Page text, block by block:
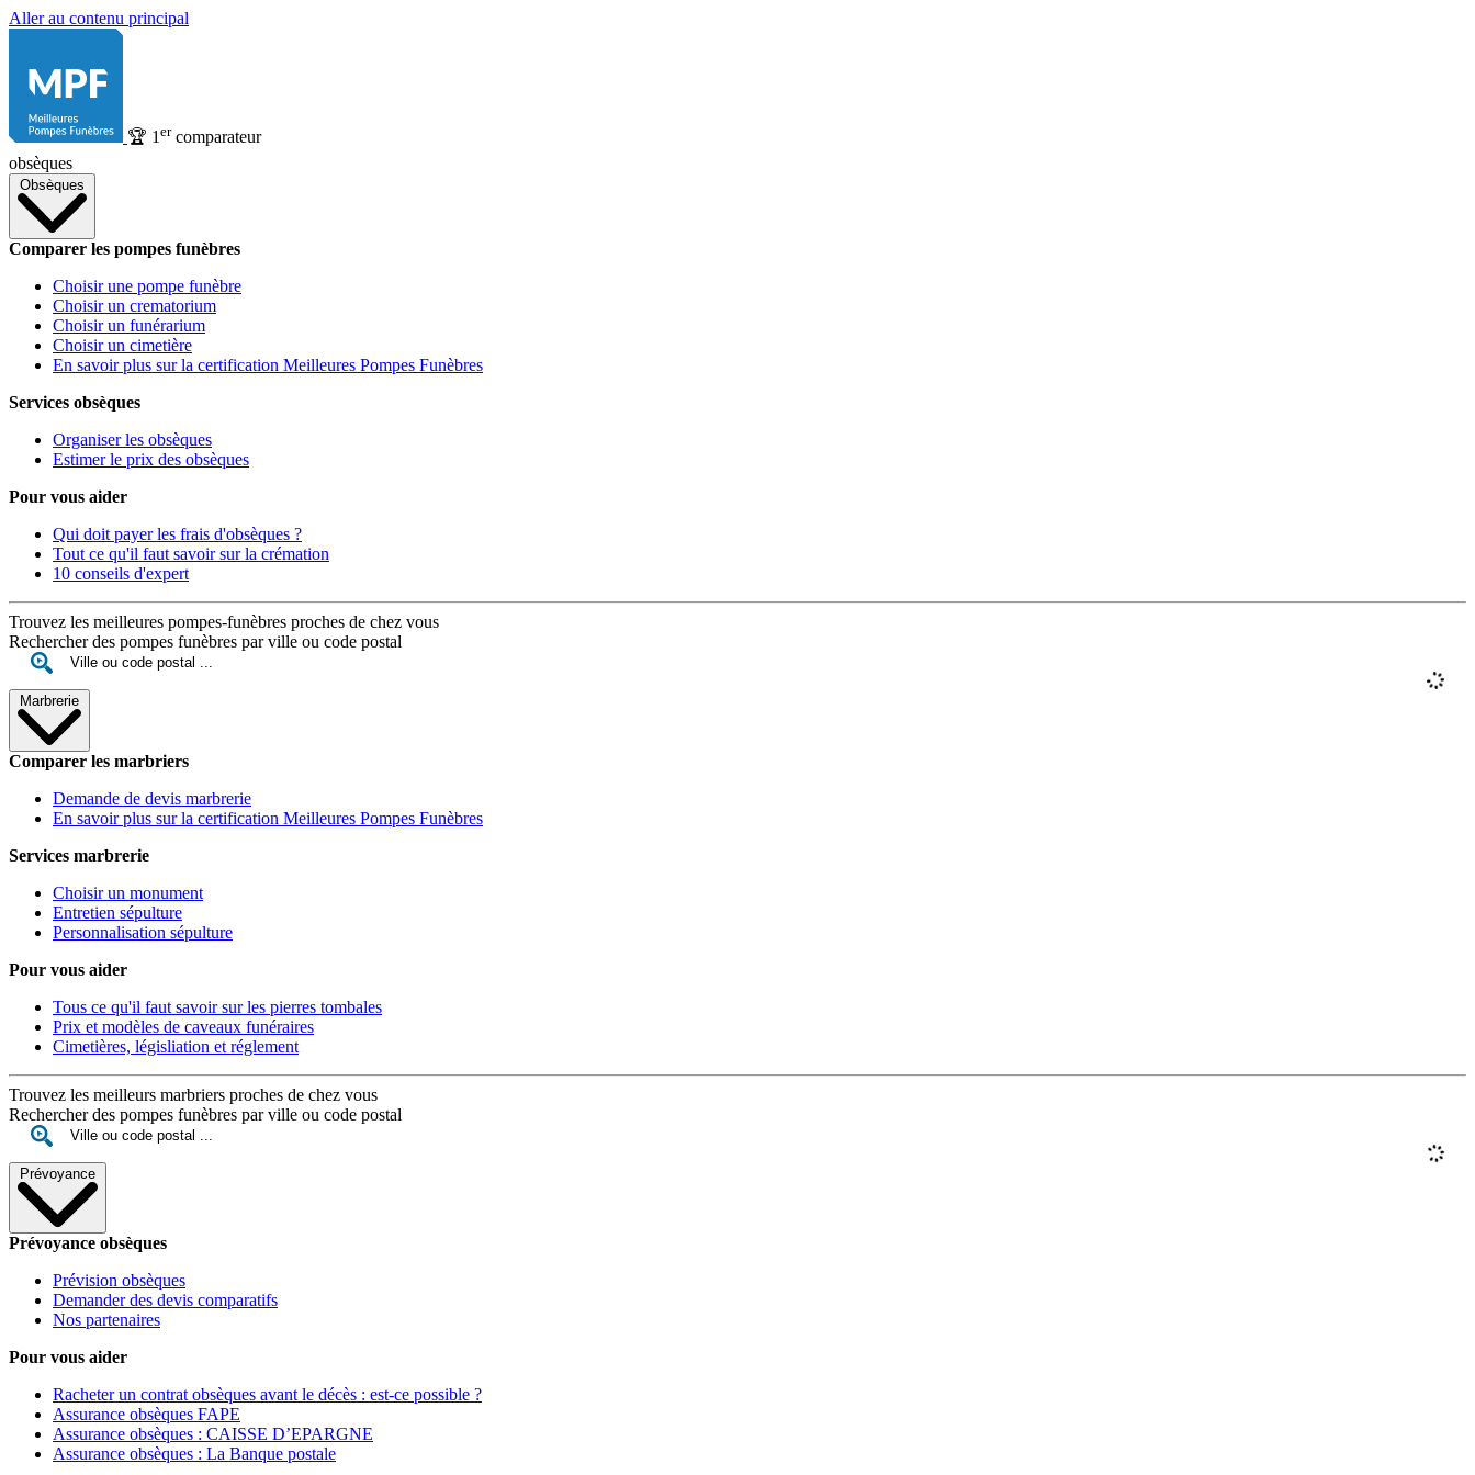
Aller au contenu principal
🏆 1 ercomparateur
obsèques
Obsèques
Comparer les pompes funèbres
Choisir une pompe funèbre
Choisir un crematorium
Choisir un funérarium
Choisir un cimetière
En savoir plus sur la certification Meilleures Pompes Funèbres
Services obsèques
Organiser les obsèques
Estimer le prix des obsèques
Pour vous aider
Qui doit payer les frais d'obsèques ?
Tout ce qu'il faut savoir sur la crémation
10 conseils d'expert
Trouvez les meilleures pompes-funèbres proches de chez vous
Rechercher des pompes funèbres par ville ou code postal
Marbrerie
Comparer les marbriers
Demande de devis marbrerie
En savoir plus sur la certification Meilleures Pompes Funèbres
Services marbrerie
Choisir un monument
Entretien sépulture
Personnalisation sépulture
Pour vous aider
Tous ce qu'il faut savoir sur les pierres tombales
Prix et modèles de caveaux funéraires
Cimetières, législiation et réglement
Trouvez les meilleurs marbriers proches de chez vous
Rechercher des pompes funèbres par ville ou code postal
Prévoyance
Prévoyance obsèques
Prévision obsèques
Demander des devis comparatifs
Nos partenaires
Pour vous aider
Racheter un contrat obsèques avant le décès : est-ce possible ?
Assurance obsèques FAPE
Assurance obsèques : CAISSE D’EPARGNE
Assurance obsèques : La Banque postale